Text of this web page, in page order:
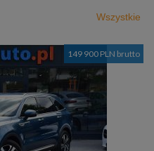
Wszystkie
149 900 PLN brutto